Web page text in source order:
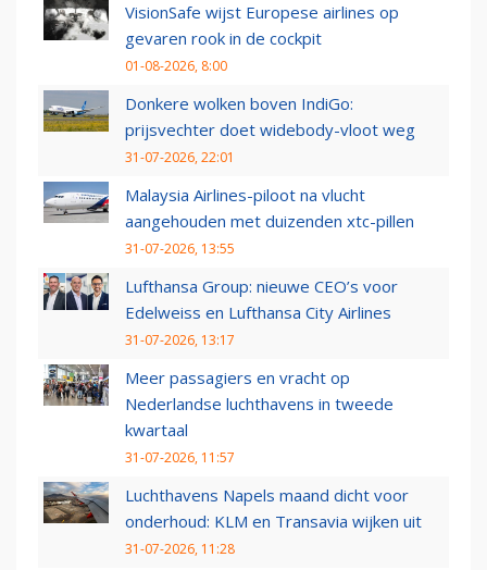
VisionSafe wijst Europese airlines op
gevaren rook in de cockpit
01-08-2026, 8:00
Donkere wolken boven IndiGo:
prijsvechter doet widebody-vloot weg
31-07-2026, 22:01
Malaysia Airlines-piloot na vlucht
aangehouden met duizenden xtc-pillen
31-07-2026, 13:55
Lufthansa Group: nieuwe CEO’s voor
Edelweiss en Lufthansa City Airlines
31-07-2026, 13:17
Meer passagiers en vracht op
Nederlandse luchthavens in tweede
kwartaal
31-07-2026, 11:57
Luchthavens Napels maand dicht voor
onderhoud: KLM en Transavia wijken uit
31-07-2026, 11:28